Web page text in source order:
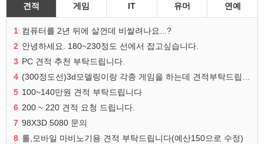
견적 게임 IT 유머 연예
1 컴퓨터를 2년 뒤에 살껀데 비쌀려나요...?
2 안녕하세요. 180~230정도 선에서 잡고싶습니다.
3 PC 견적 추천 부탁드립니다.
4
(300정도선)3d모델링이랑 각종 게임을 하는데 견적부탁드립니다!300정도선
5 100~140만원 견적 부탁드립니다
6 200 ~ 220 견적 요청 드립니다.
7 98X3D 5080 문의
8 롤,모바일 마비노기용 견적 부탁드립니다(예산150으로 수정)